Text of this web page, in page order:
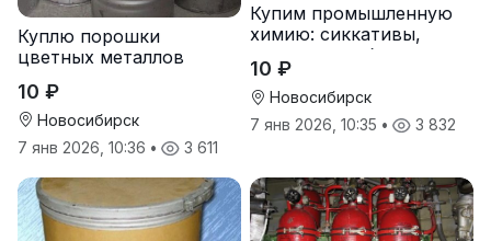
Куплю порошки
цветных металлов
10 ₽
Новосибирск
7 янв 2026, 10:36 • 3 611
Купим промышленную
химию: сиккативы,
октоаты, стабилизаторы
10 ₽
Новосибирск
7 янв 2026, 10:35 • 3 832